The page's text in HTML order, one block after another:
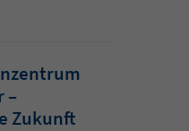
–
Zukunft